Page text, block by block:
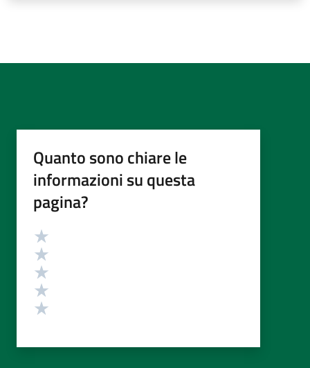
Quanto sono chiare le
informazioni su questa
pagina?
Valutazione